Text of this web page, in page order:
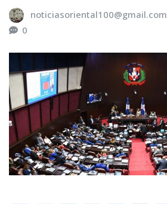
noticiasoriental100@gmail.com
0